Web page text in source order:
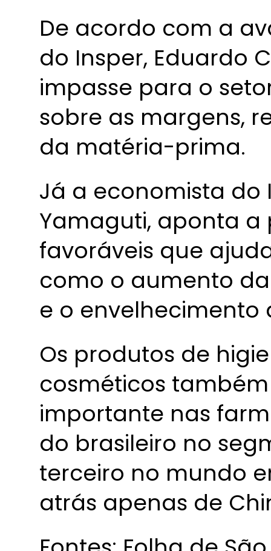
De acordo com a
do Insper, Eduardo
impasse para o
sobre as margens,
da matéria-prima.
Já a economista do
Yamaguti, aponta a
favoráveis que
como o aumento
e o
Os produtos de
cosméticos
importante nas
do brasileiro no
terceiro no mundo
atrás apenas de